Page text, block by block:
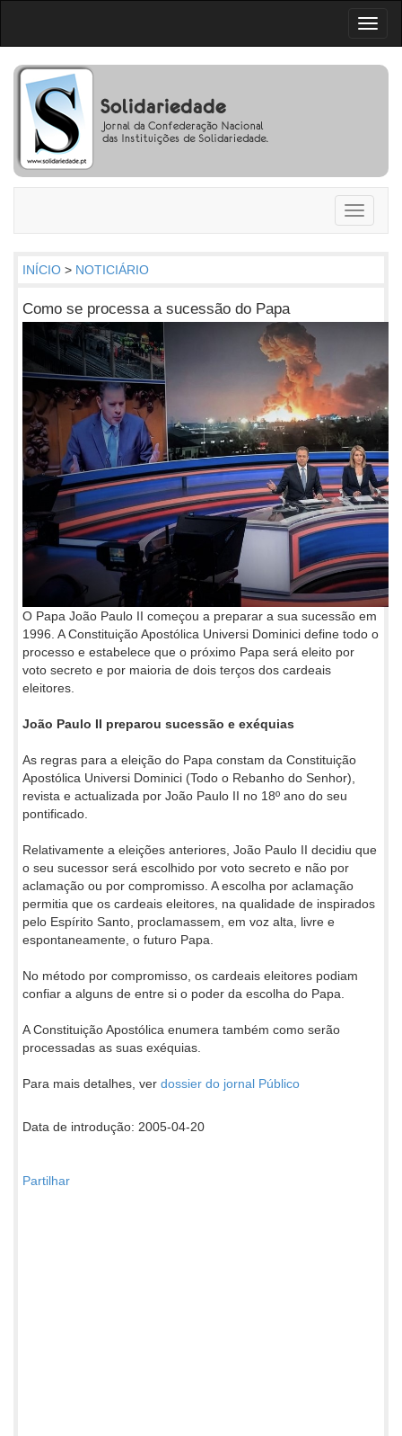
Toggle
INÍCIO > NOTICIÁRIO
Como se processa a sucessão do Papa
O Papa João Paulo II começou a preparar a sua sucessão em
1996. A Constituição Apostólica Universi Dominici define todo o
processo e estabelece que o próximo Papa será eleito por
voto secreto e por maioria de dois terços dos cardeais
eleitores.
João Paulo II preparou sucessão e exéquias
As regras para a eleição do Papa constam da Constituição
Apostólica Universi Dominici (Todo o Rebanho do Senhor),
revista e actualizada por João Paulo II no 18º ano do seu
pontificado.
Relativamente a eleições anteriores, João Paulo II decidiu que
o seu sucessor será escolhido por voto secreto e não por
aclamação ou por compromisso. A escolha por aclamação
permitia que os cardeais eleitores, na qualidade de inspirados
pelo Espírito Santo, proclamassem, em voz alta, livre e
espontaneamente, o futuro Papa.
No método por compromisso, os cardeais eleitores podiam
confiar a alguns de entre si o poder da escolha do Papa.
A Constituição Apostólica enumera também como serão
processadas as suas exéquias.
Para mais detalhes, ver dossier do jornal Público
Data de introdução: 2005-04-20
Partilhar